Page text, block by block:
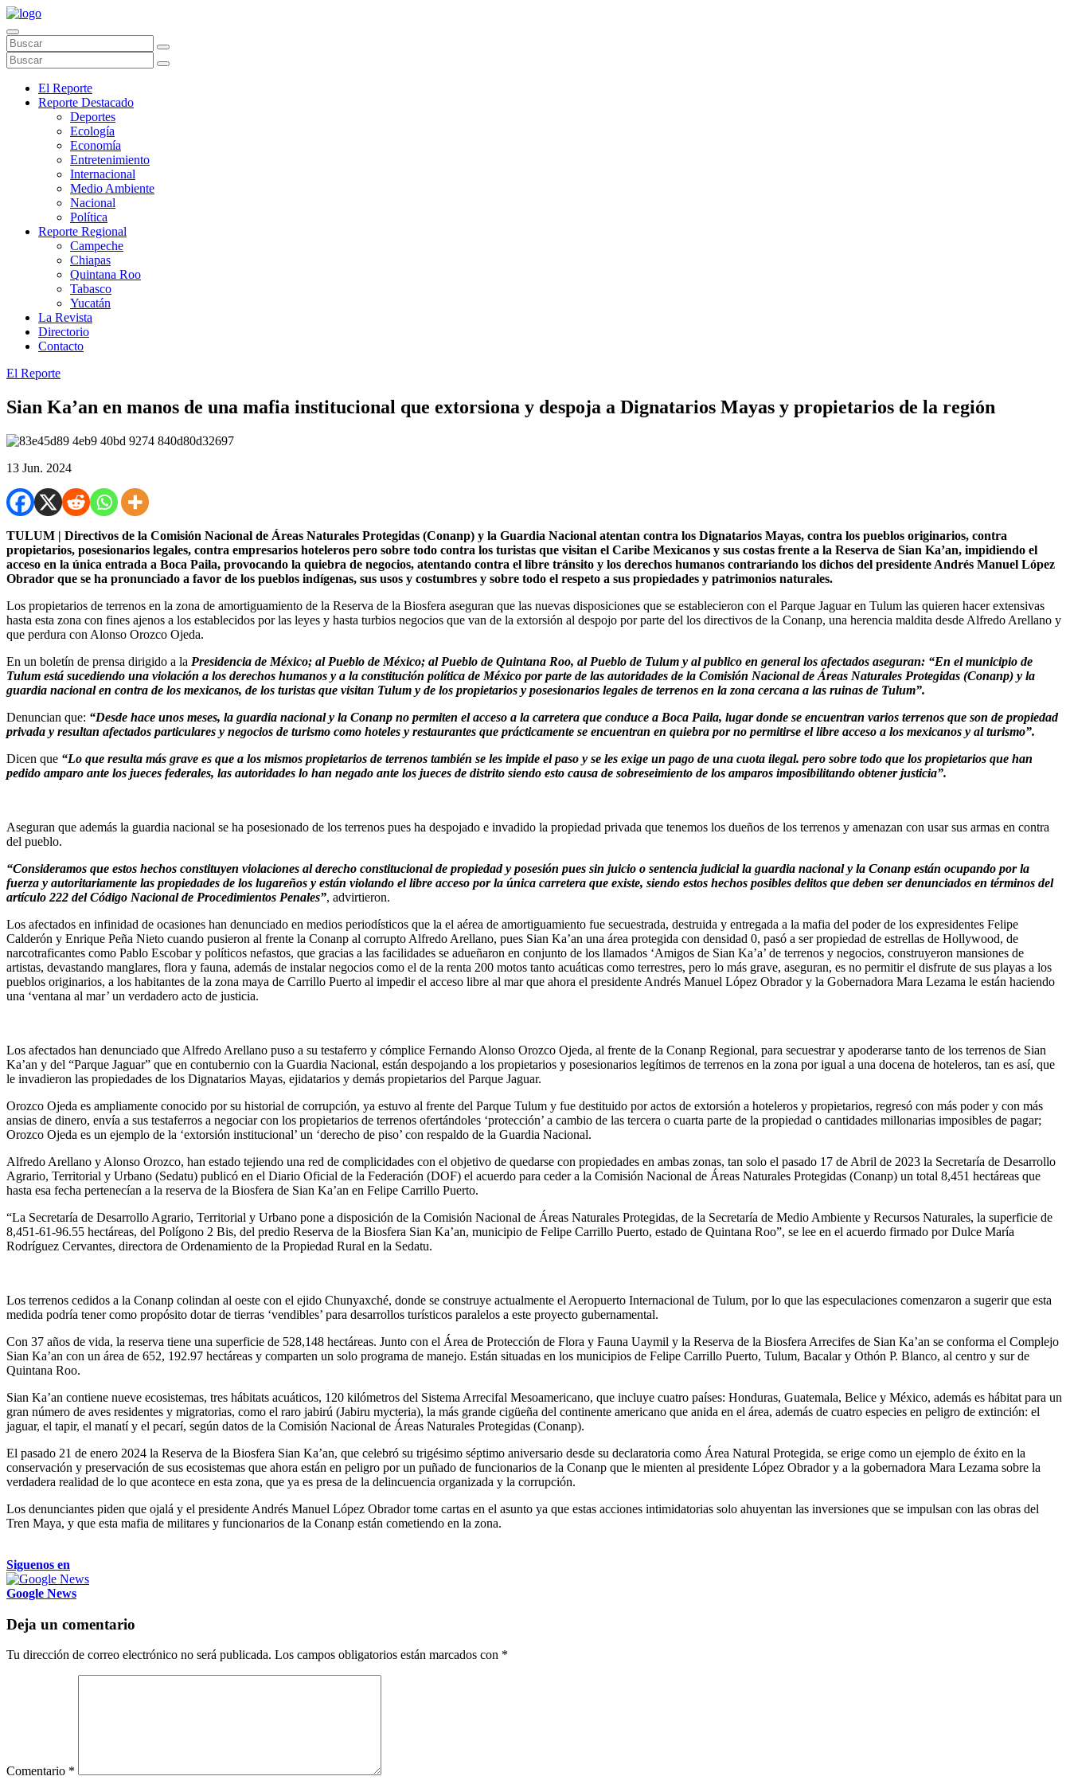
El Reporte
Reporte Destacado
Deportes
Ecología
Economía
Entretenimiento
Internacional
Medio Ambiente
Nacional
Política
Reporte Regional
Campeche
Chiapas
Quintana Roo
Tabasco
Yucatán
La Revista
Directorio
Contacto
El Reporte
Sian Ka’an en manos de una mafia institucional que extorsiona y despoja a Dignatarios Mayas y propietarios de la región
13 Jun. 2024
TULUM | Directivos de la Comisión Nacional de Áreas Naturales Protegidas (Conanp) y la Guardia Nacional atentan contra los Dignatarios Mayas, contra los pueblos originarios, contra
propietarios, posesionarios legales, contra empresarios hoteleros pero sobre todo contra los turistas que visitan el Caribe Mexicanos y sus costas frente a la Reserva de Sian Ka’an, impidiendo el
acceso en la única entrada a Boca Paila, provocando la quiebra de negocios, atentando contra el libre tránsito y los derechos humanos contrariando los dichos del presidente Andrés Manuel López
Obrador que se ha pronunciado a favor de los pueblos indígenas, sus usos y costumbres y sobre todo el respeto a sus propiedades y patrimonios naturales.
Los propietarios de terrenos en la zona de amortiguamiento de la Reserva de la Biosfera aseguran que las nuevas disposiciones que se establecieron con el Parque Jaguar en Tulum las quieren hacer extensivas
hasta esta zona con fines ajenos a los establecidos por las leyes y hasta turbios negocios que van de la extorsión al despojo por parte del los directivos de la Conanp, una herencia maldita desde Alfredo Arellano y
que perdura con Alonso Orozco Ojeda.
En un boletín de prensa dirigido a la Presidencia de México; al Pueblo de México; al Pueblo de Quintana Roo, al Pueblo de Tulum y al publico en general los afectados aseguran: “En el municipio de
Tulum está sucediendo una violación a los derechos humanos y a la constitución política de México por parte de las autoridades de la Comisión Nacional de Áreas Naturales Protegidas (Conanp) y la
guardia nacional en contra de los mexicanos, de los turistas que visitan Tulum y de los propietarios y posesionarios legales de terrenos en la zona cercana a las ruinas de Tulum”.
Denuncian que: “Desde hace unos meses, la guardia nacional y la Conanp no permiten el acceso a la carretera que conduce a Boca Paila, lugar donde se encuentran varios terrenos que son de propiedad
privada y resultan afectados particulares y negocios de turismo como hoteles y restaurantes que prácticamente se encuentran en quiebra por no permitirse el libre acceso a los mexicanos y al turismo”.
Dicen que “Lo que resulta más grave es que a los mismos propietarios de terrenos también se les impide el paso y se les exige un pago de una cuota ilegal. pero sobre todo que los propietarios que han
pedido amparo ante los jueces federales, las autoridades lo han negado ante los jueces de distrito siendo esto causa de sobreseimiento de los amparos imposibilitando obtener justicia”.
Aseguran que además la guardia nacional se ha posesionado de los terrenos pues ha despojado e invadido la propiedad privada que tenemos los dueños de los terrenos y amenazan con usar sus armas en contra
del pueblo.
“Consideramos que estos hechos constituyen violaciones al derecho constitucional de propiedad y posesión pues sin juicio o sentencia judicial la guardia nacional y la Conanp están ocupando por la
fuerza y autoritariamente las propiedades de los lugareños y están violando el libre acceso por la única carretera que existe, siendo estos hechos posibles delitos que deben ser denunciados en términos del
artículo 222 del Código Nacional de Procedimientos Penales”, advirtieron.
Los afectados en infinidad de ocasiones han denunciado en medios periodísticos que la el aérea de amortiguamiento fue secuestrada, destruida y entregada a la mafia del poder de los expresidentes Felipe
Calderón y Enrique Peña Nieto cuando pusieron al frente la Conanp al corrupto Alfredo Arellano, pues Sian Ka’an una área protegida con densidad 0, pasó a ser propiedad de estrellas de Hollywood, de
narcotraficantes como Pablo Escobar y políticos nefastos, que gracias a las facilidades se adueñaron en conjunto de los llamados ‘Amigos de Sian Ka’a’ de terrenos y negocios, construyeron mansiones de
artistas, devastando manglares, flora y fauna, además de instalar negocios como el de la renta 200 motos tanto acuáticas como terrestres, pero lo más grave, aseguran, es no permitir el disfrute de sus playas a los
pueblos originarios, a los habitantes de la zona maya de Carrillo Puerto al impedir el acceso libre al mar que ahora el presidente Andrés Manuel López Obrador y la Gobernadora Mara Lezama le están haciendo
una ‘ventana al mar’ un verdadero acto de justicia.
Los afectados han denunciado que Alfredo Arellano puso a su testaferro y cómplice Fernando Alonso Orozco Ojeda, al frente de la Conanp Regional, para secuestrar y apoderarse tanto de los terrenos de Sian
Ka’an y del “Parque Jaguar” que en contubernio con la Guardia Nacional, están despojando a los propietarios y posesionarios legítimos de terrenos en la zona por igual a una docena de hoteleros, tan es así, que
le invadieron las propiedades de los Dignatarios Mayas, ejidatarios y demás propietarios del Parque Jaguar.
Orozco Ojeda es ampliamente conocido por su historial de corrupción, ya estuvo al frente del Parque Tulum y fue destituido por actos de extorsión a hoteleros y propietarios, regresó con más poder y con más
ansias de dinero, envía a sus testaferros a negociar con los propietarios de terrenos ofertándoles ‘protección’ a cambio de las tercera o cuarta parte de la propiedad o cantidades millonarias imposibles de pagar;
Orozco Ojeda es un ejemplo de la ‘extorsión institucional’ un ‘derecho de piso’ con respaldo de la Guardia Nacional.
Alfredo Arellano y Alonso Orozco, han estado tejiendo una red de complicidades con el objetivo de quedarse con propiedades en ambas zonas, tan solo el pasado 17 de Abril de 2023 la Secretaría de Desarrollo
Agrario, Territorial y Urbano (Sedatu) publicó en el Diario Oficial de la Federación (DOF) el acuerdo para ceder a la Comisión Nacional de Áreas Naturales Protegidas (Conanp) un total 8,451 hectáreas que
hasta esa fecha pertenecían a la reserva de la Biosfera de Sian Ka’an en Felipe Carrillo Puerto.
“La Secretaría de Desarrollo Agrario, Territorial y Urbano pone a disposición de la Comisión Nacional de Áreas Naturales Protegidas, de la Secretaría de Medio Ambiente y Recursos Naturales, la superficie de
8,451-61-96.55 hectáreas, del Polígono 2 Bis, del predio Reserva de la Biosfera Sian Ka’an, municipio de Felipe Carrillo Puerto, estado de Quintana Roo”, se lee en el acuerdo firmado por Dulce María
Rodríguez Cervantes, directora de Ordenamiento de la Propiedad Rural en la Sedatu.
Los terrenos cedidos a la Conanp colindan al oeste con el ejido Chunyaxché, donde se construye actualmente el Aeropuerto Internacional de Tulum, por lo que las especulaciones comenzaron a sugerir que esta
medida podría tener como propósito dotar de tierras ‘vendibles’ para desarrollos turísticos paralelos a este proyecto gubernamental.
Con 37 años de vida, la reserva tiene una superficie de 528,148 hectáreas. Junto con el Área de Protección de Flora y Fauna Uaymil y la Reserva de la Biosfera Arrecifes de Sian Ka’an se conforma el Complejo
Sian Ka’an con un área de 652, 192.97 hectáreas y comparten un solo programa de manejo. Están situadas en los municipios de Felipe Carrillo Puerto, Tulum, Bacalar y Othón P. Blanco, al centro y sur de
Quintana Roo.
Sian Ka’an contiene nueve ecosistemas, tres hábitats acuáticos, 120 kilómetros del Sistema Arrecifal Mesoamericano, que incluye cuatro países: Honduras, Guatemala, Belice y México, además es hábitat para un
gran número de aves residentes y migratorias, como el raro jabirú (Jabiru mycteria), la más grande cigüeña del continente americano que anida en el área, además de cuatro especies en peligro de extinción: el
jaguar, el tapir, el manatí y el pecarí, según datos de la Comisión Nacional de Áreas Naturales Protegidas (Conanp).
El pasado 21 de enero 2024 la Reserva de la Biosfera Sian Ka’an, que celebró su trigésimo séptimo aniversario desde su declaratoria como Área Natural Protegida, se erige como un ejemplo de éxito en la
conservación y preservación de sus ecosistemas que ahora están en peligro por un puñado de funcionarios de la Conanp que le mienten al presidente López Obrador y a la gobernadora Mara Lezama sobre la
verdadera realidad de lo que acontece en esta zona, que ya es presa de la delincuencia organizada y la corrupción.
Los denunciantes piden que ojalá y el presidente Andrés Manuel López Obrador tome cartas en el asunto ya que estas acciones intimidatorias solo ahuyentan las inversiones que se impulsan con las obras del
Tren Maya, y que esta mafia de militares y funcionarios de la Conanp están cometiendo en la zona.
Siguenos en
Google News
Deja un comentario
Tu dirección de correo electrónico no será publicada. Los campos obligatorios están marcados con *
Comentario *